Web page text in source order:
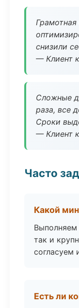
снизили
— Клиент
Сложные
раза, все
Сроки
— Клиент
Часто
Какой
Выполняем
так и
согласуем
Есть ли